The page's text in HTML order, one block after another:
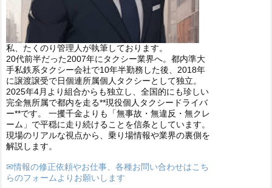
私、たくのり管理人が執筆しております。
20代前半だった2007年にタクシー業界へ。都内準大
手私鉄系タクシー会社で10年半勤務した後、2018年
に譲渡譲受で日個連所属個人タクシーとして独立。
2025年4月より組合からも独立し、全国的にも珍しい
完全無所属で都内を走る**現役個人タクシードライバ
ー**です。 一攫千金よりも「無事故・無違反・無クレ
ーム」で平穏に走り続けることを信条としています。
現場のリアルな視点から、乗り場情報や業界の裏側を
解説します。
✉情報の修正依頼やお仕事、各種お問い合わせはこち
らのフォームよりお願いします